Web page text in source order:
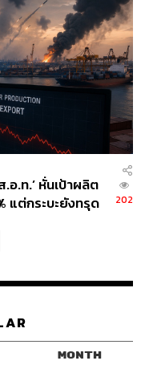
.ท.’ หั่นเป้าผลิต
แต่กระบะยังทรุด
202
MONTH